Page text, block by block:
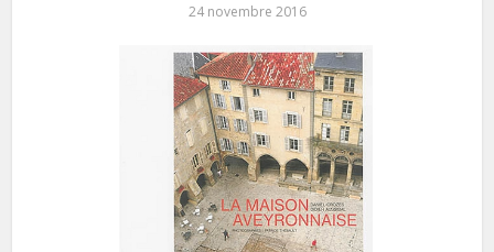
24 novembre 2016